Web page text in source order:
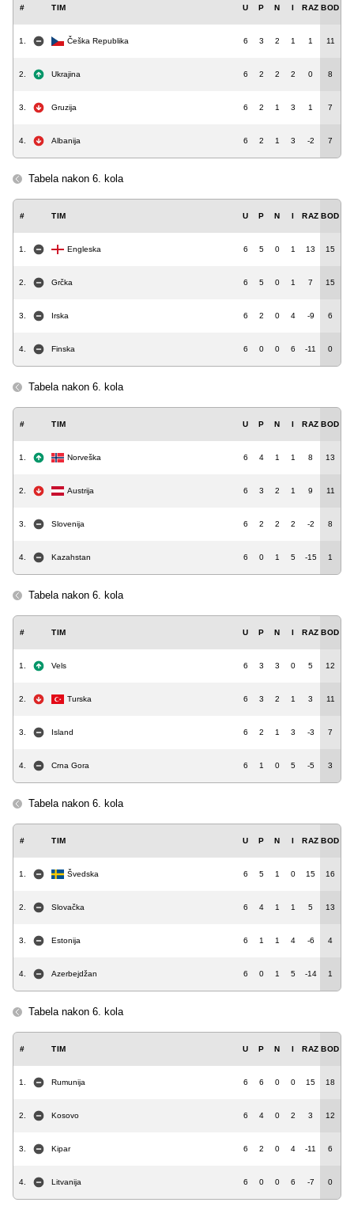
# TIM U P N I RAZ BOD
1. Češka Republika 6 3 2 1 1 11
2. Ukrajina 6 2 2 2 0 8
3. Gruzija 6 2 1 3 1 7
4. Albanija 6 2 1 3 -2 7
Tabela nakon 6. kola
# TIM U P N I RAZ BOD
1. Engleska 6 5 0 1 13 15
2. Grčka 6 5 0 1 7 15
3. Irska 6 2 0 4 -9 6
4. Finska 6 0 0 6 -11 0
Tabela nakon 6. kola
# TIM U P N I RAZ BOD
1. Norveška 6 4 1 1 8 13
2. Austrija 6 3 2 1 9 11
3. Slovenija 6 2 2 2 -2 8
4. Kazahstan 6 0 1 5 -15 1
Tabela nakon 6. kola
# TIM U P N I RAZ BOD
1. Vels 6 3 3 0 5 12
2. Turska 6 3 2 1 3 11
3. Island 6 2 1 3 -3 7
4. Crna Gora 6 1 0 5 -5 3
Tabela nakon 6. kola
# TIM U P N I RAZ BOD
1. Švedska 6 5 1 0 15 16
2. Slovačka 6 4 1 1 5 13
3. Estonija 6 1 1 4 -6 4
4. Azerbejdžan 6 0 1 5 -14 1
Tabela nakon 6. kola
# TIM U P N I RAZ BOD
1. Rumunija 6 6 0 0 15 18
2. Kosovo 6 4 0 2 3 12
3. Kipar 6 2 0 4 -11 6
4. Litvanija 6 0 0 6 -7 0